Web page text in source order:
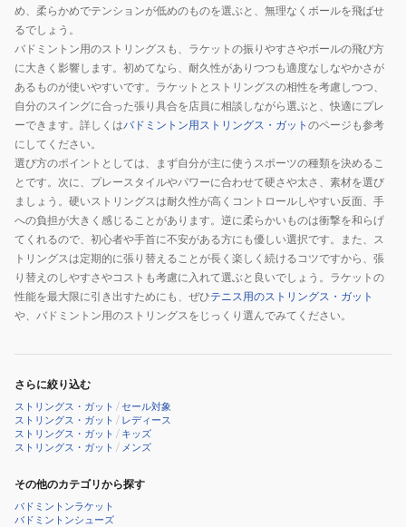
め、柔らかめでテンションが低めのものを選ぶと、無理なくボールを飛ばせ
るでしょう。
バドミントン用のストリングスも、ラケットの振りやすさやボールの飛び方
に大きく影響します。初めてなら、耐久性がありつつも適度なしなやかさが
あるものが使いやすいです。ラケットとストリングスの相性を考慮しつつ、
自分のスイングに合った張り具合を店員に相談しながら選ぶと、快適にプレ
ーできます。詳しくはバドミントン用ストリングス・ガット のページも参考
にしてください。
選び方のポイントとしては、まず自分が主に使うスポーツの種類を決めるこ
とです。次に、プレースタイルやパワーに合わせて硬さや太さ、素材を選び
ましょう。硬いストリングスは耐久性が高くコントロールしやすい反面、手
への負担が大きく感じることがあります。逆に柔らかいものは衝撃を和らげ
てくれるので、初心者や手首に不安がある方にも優しい選択です。また、ス
トリングスは定期的に張り替えることが長く楽しく続けるコツですから、張
り替えのしやすさやコストも考慮に入れて選ぶと良いでしょう。ラケットの
性能を最大限に引き出すためにも、ぜひテニス用のストリングス・ガット
や、バドミントン用のストリングスをじっくり選んでみてください。
さらに絞り込む
ストリングス・ガット /セール対象
ストリングス・ガット / レディース
ストリングス・ガット / キッズ
ストリングス・ガット / メンズ
その他のカテゴリから探す
バドミントンラケット
バドミントンシューズ